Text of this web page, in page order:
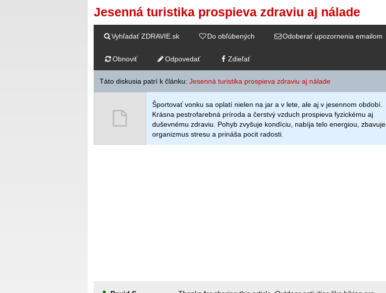
Jesenná turistika prospieva zdraviu aj nálade
Vyhľadať ZDRAVIE.sk Do obľúbených Odoberať upozornenia emailom
Obnoviť Odpovedať Zdieľať
Táto diskusia patrí k článku: Jesenná turistika prospieva zdraviu aj nálade
Športovať vonku sa oplatí nielen na jar a v lete, ale aj v jesennom období.
Krásna pestrofarebná príroda a čerstvý vzduch prospieva fyzickému aj
duševnému zdraviu. Pohyb zvyšuje kondíciu, nabíja telo energiou, zbavuje
organizmus stresu a prináša pocit radosti.